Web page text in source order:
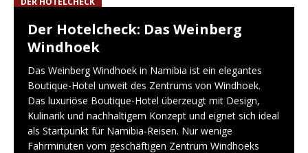
Der Hotelcheck: Das Weinberg
Windhoek
Das Weinberg Windhoek in Namibia ist ein elegantes
Boutique-Hotel unweit des Zentrums von Windhoek.
Das luxuriöse Boutique-Hotel überzeugt mit Design,
Kulinarik und nachhaltigem Konzept und eignet sich ideal
als Startpunkt für Namibia-Reisen. Nur wenige
Fahrminuten vom geschäftigen Zentrum Windhoeks